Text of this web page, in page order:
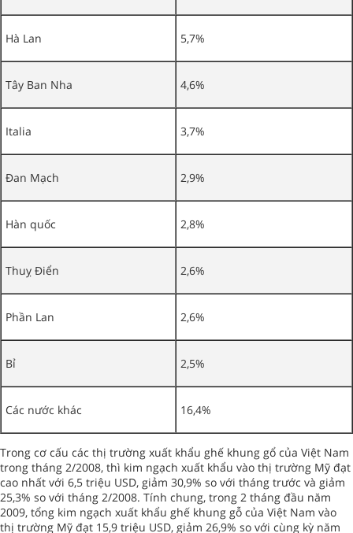
Hà Lan 5,7%
Tây Ban Nha 4,6%
Italia 3,7%
Đan Mạch 2,9%
Hàn quốc 2,8%
Thuỵ Điển 2,6%
Phần Lan 2,6%
Bỉ 2,5%
Các nước khác 16,4%
Trong cơ cấu các thị trường xuất khẩu ghế khung gổ của Việt Nam
trong tháng 2/2008, thì kim ngạch xuất khẩu vào thị trường Mỹ đạt
cao nhất với 6,5 triệu USD, giảm 30,9% so với tháng trước và giảm
25,3% so với tháng 2/2008. Tính chung, trong 2 tháng đầu năm
2009, tổng kim ngạch xuất khẩu ghế khung gỗ của Việt Nam vào
thị trường Mỹ đạt 15,9 triệu USD, giảm 26,9% so với cùng kỳ năm